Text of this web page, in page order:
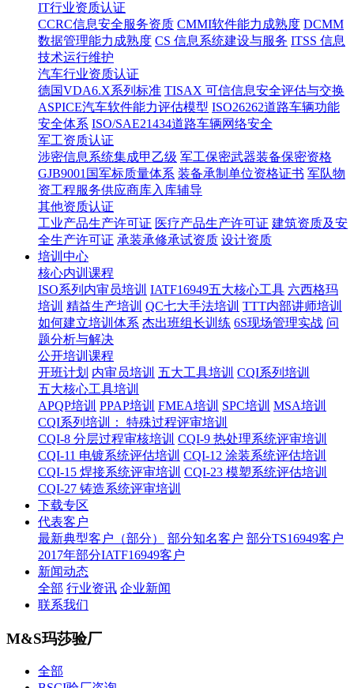
IT行业资质认证
CCRC信息安全服务资质 CMMI软件能力成熟度 DCMM
数据管理能力成熟度 CS 信息系统建设与服务 ITSS 信息
技术运行维护
汽车行业资质认证
德国VDA6.X系列标准 TISAX 可信信息安全评估与交换
ASPICE汽车软件能力评估模型 ISO26262道路车辆功能
安全体系 ISO/SAE21434道路车辆网络安全
军工资质认证
涉密信息系统集成甲乙级 军工保密武器装备保密资格
GJB9001国军标质量体系 装备承制单位资格证书 军队物
资工程服务供应商库入库辅导
其他资质认证
工业产品生产许可证 医疗产品生产许可证 建筑资质及安
全生产许可证 承装承修承试资质 设计资质
培训中心
核心内训课程
ISO系列内审员培训 IATF16949五大核心工具 六西格玛
培训 精益生产培训 QC七大手法培训 TTT内部讲师培训
如何建立培训体系 杰出班组长训练 6S现场管理实战 问
题分析与解决
公开培训课程
开班计划 内审员培训 五大工具培训 CQI系列培训
五大核心工具培训
APQP培训 PPAP培训 FMEA培训 SPC培训 MSA培训
CQI系列培训： 特殊过程评审培训
CQI-8 分层过程审核培训 CQI-9 热处理系统评审培训
CQI-11 电镀系统评估培训 CQI-12 涂装系统评估培训
CQI-15 焊接系统评审培训 CQI-23 模塑系统评估培训
CQI-27 铸造系统评审培训
下载专区
代表客户
最新典型客户（部分）
部分知名客户 部分TS16949客户
2017年部分IATF16949客户
新闻动态
全部 行业资讯 企业新闻
联系我们
M&S玛莎验厂
全部